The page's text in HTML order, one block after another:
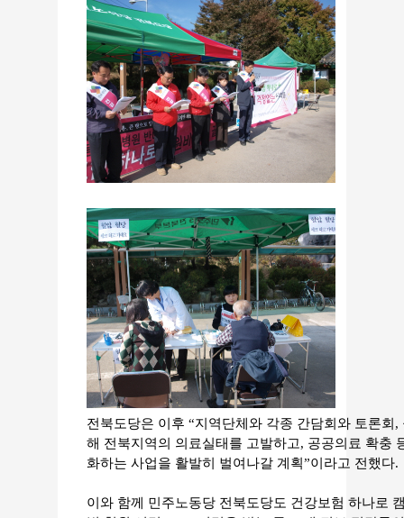
전북도당은 이후 “지역단체와 각종 간담회와 토론회
해 전북지역의 의료실태를 고발하고, 공공의료 확충
화하는 사업을 활발히 벌여나갈 계획”이라고 전했다.
이와 함께 민주노동당 전북도당도 건강보험 하나로